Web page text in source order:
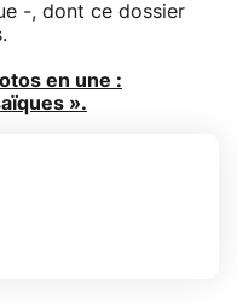
-, dont ce dossier
en une :
».